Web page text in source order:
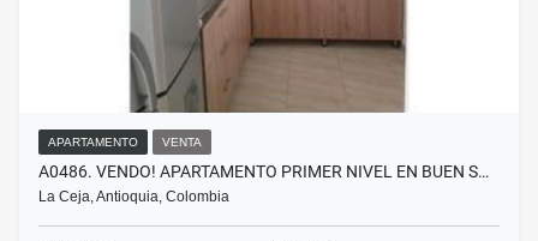
APARTAMENTO VENTA
A0486. VENDO! APARTAMENTO PRIMER NIVEL EN BUEN S…
La Ceja, Antioquia, Colombia